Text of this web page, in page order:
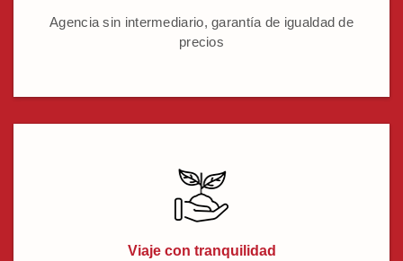
Agencia sin intermediario, garantía de igualdad de
precios
Viaje con tranquilidad